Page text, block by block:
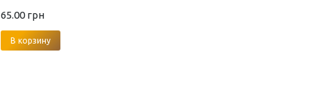
65.00 грн
В корзину